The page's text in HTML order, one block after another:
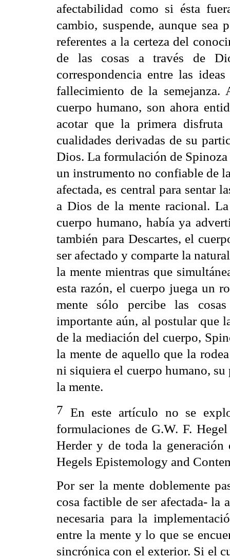
afectabilidad como si ésta
cambio, suspende, aunque sea
referentes a la certeza del
de las cosas a través de
correspondencia entre las
fallecimiento de la
cuerpo humano, son ahora
acotar que la primera
cualidades derivadas de su
Dios. La formulación de
un instrumento no confiable de
afectada, es central para sentar
a Dios de la mente racional.
cuerpo humano, había ya
también para Descartes, el
ser afectado y comparte la
la mente mientras que
esta razón, el cuerpo juega un
mente sólo percibe las
importante aún, al postular que
de la mediación del cuerpo,
la mente de aquello que la
ni siquiera el cuerpo humano,
la mente.
7 En este artículo no se
formulaciones de G.W. F.
Herder y de toda la
Hegels Epistemology and
Por ser la mente doblemente
cosa factible de ser afectada- la
necesaria para la
entre la mente y lo que se
sincrónica con el exterior. Si el